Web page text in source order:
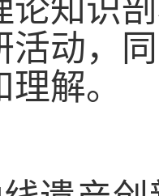
论知识
活动，
解。